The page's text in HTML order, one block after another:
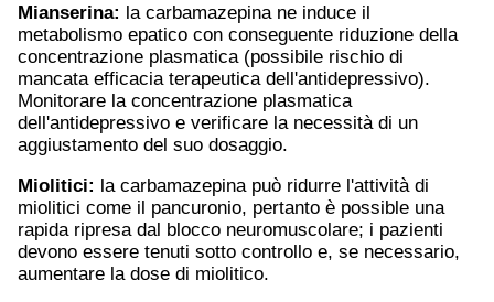
Mianserina: la carbamazepina ne induce il
metabolismo epatico con conseguente riduzione della
concentrazione plasmatica (possibile rischio di
mancata efficacia terapeutica dell'antidepressivo).
Monitorare la concentrazione plasmatica
dell'antidepressivo e verificare la necessità di un
aggiustamento del suo dosaggio.
Miolitici: la carbamazepina può ridurre l'attività di
miolitici come il pancuronio, pertanto è possible una
rapida ripresa dal blocco neuromuscolare; i pazienti
devono essere tenuti sotto controllo e, se necessario,
aumentare la dose di miolitico.